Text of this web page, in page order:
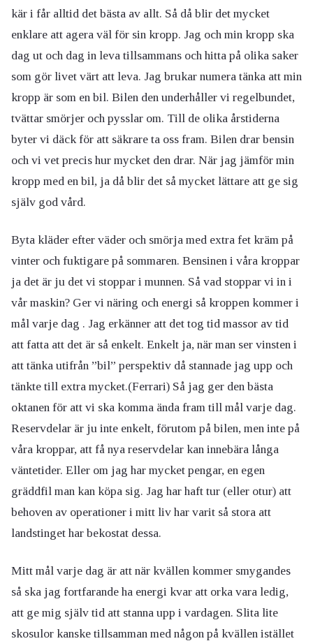
kär i får alltid det bästa av allt. Så då blir det mycket
enklare att agera väl för sin kropp. Jag och min kropp ska
dag ut och dag in leva tillsammans och hitta på olika saker
som gör livet värt att leva. Jag brukar numera tänka att min
kropp är som en bil. Bilen den underhåller vi regelbundet,
tvättar smörjer och pysslar om. Till de olika årstiderna
byter vi däck för att säkrare ta oss fram. Bilen drar bensin
och vi vet precis hur mycket den drar. När jag jämför min
kropp med en bil, ja då blir det så mycket lättare att ge sig
själv god vård.
Byta kläder efter väder och smörja med extra fet kräm på
vinter och fuktigare på sommaren. Bensinen i våra kroppar
ja det är ju det vi stoppar i munnen. Så vad stoppar vi in i
vår maskin? Ger vi näring och energi så kroppen kommer i
mål varje dag . Jag erkänner att det tog tid massor av tid
att fatta att det är så enkelt. Enkelt ja, när man ser vinsten i
att tänka utifrån ”bil” perspektiv då stannade jag upp och
tänkte till extra mycket.(Ferrari) Så jag ger den bästa
oktanen för att vi ska komma ända fram till mål varje dag.
Reservdelar är ju inte enkelt, förutom på bilen, men inte på
våra kroppar, att få nya reservdelar kan innebära långa
väntetider. Eller om jag har mycket pengar, en egen
gräddfil man kan köpa sig. Jag har haft tur (eller otur) att
behoven av operationer i mitt liv har varit så stora att
landstinget har bekostat dessa.
Mitt mål varje dag är att när kvällen kommer smygandes
så ska jag fortfarande ha energi kvar att orka vara ledig,
att ge mig själv tid att stanna upp i vardagen. Slita lite
skosulor kanske tillsamman med någon på kvällen istället